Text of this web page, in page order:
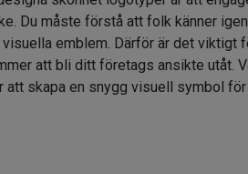
Du måste förstå att folk känner
emblem. Därför är det viktigt
att bli ditt företags ansikte utåt.
att skapa en snygg visuell symbol